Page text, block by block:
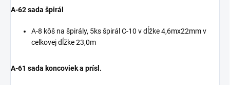
A-62 sada špirál
A-8 kôš na špirály, 5ks špirál C-10 v dĺžke 4,6mx22mm v
celkovej dĺžke 23,0m
A-61 sada koncoviek a prísl.